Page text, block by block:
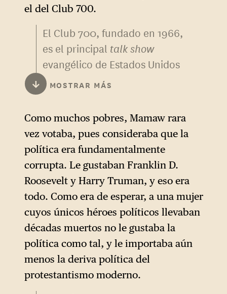
el del Club 700.
El Club 700, fundado en 1966,
es el principal talk show
evangélico de Estados Unidos
en la cadena de televisión
CBS. En él, J.D. Vance
comenta el auge del
televangelismo pentecostal
en los años 1980-1990, y
ofrece un análisis detallado
de las razones por las que el
consumidor medio
estadounidense ve esos
programas, que van desde la
adhesión a la ociosidad.
↓ MOSTRAR MÁS
Como muchos pobres, Mamaw rara
vez votaba, pues consideraba que la
política era fundamentalmente
corrupta. Le gustaban Franklin D.
Roosevelt y Harry Truman, y eso era
todo. Como era de esperar, a una mujer
cuyos únicos héroes políticos llevaban
décadas muertos no le gustaba la
política como tal, y le importaba aún
menos la deriva política del
protestantismo moderno.